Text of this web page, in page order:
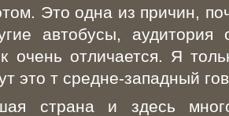
Это одна из причин,
автобусы, аудитория
очень отличается. Я
это т средне-западный
страна и здесь